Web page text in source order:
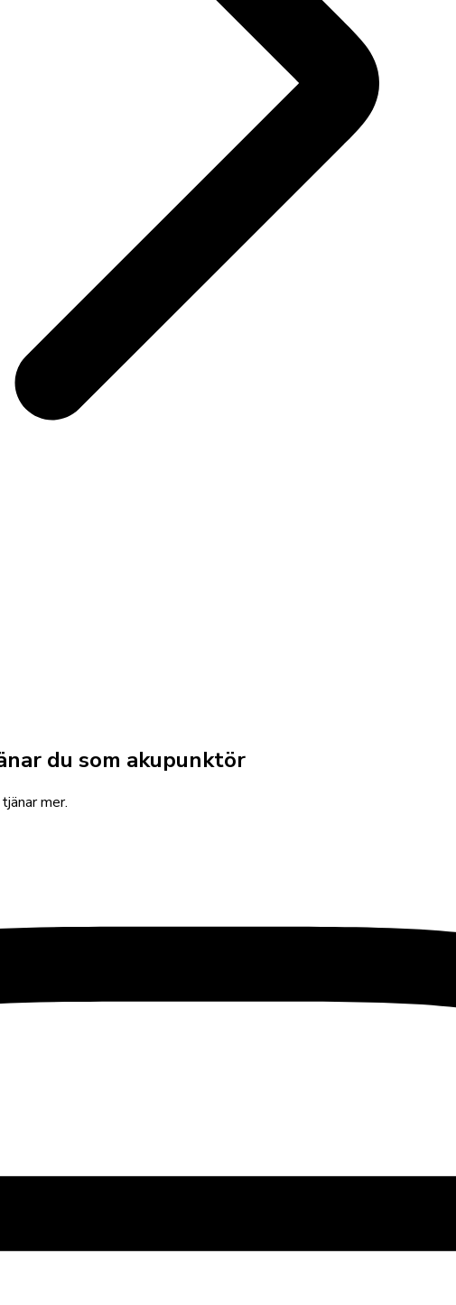
du som akupunktör
mer.